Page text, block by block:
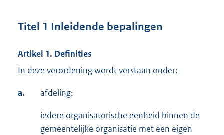
Titel 1 Inleidende bepalingen
Artikel 1. Definities
In deze verordening wordt verstaan onder:
a. afdeling:
iedere organisatorische eenheid binnen de
gemeentelijke organisatie met een eigen